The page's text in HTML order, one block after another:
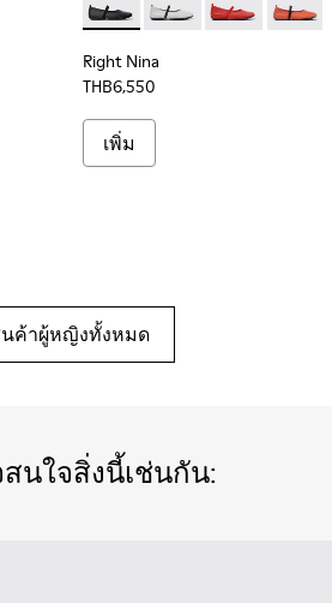
001 - รองเท้าบัลเลริน่าหนังสีดําสําหรับ
002 - รองเท้าบัลเลริน่าหนังสีข
Right Nina - K201643-002
Right Nina -Right Nina -
Right
Right Nina
THB6,550
เพิ่ม
ค้าผู้หญิงทั้งหมด
นใจสิ่งนี้เช่นกัน: